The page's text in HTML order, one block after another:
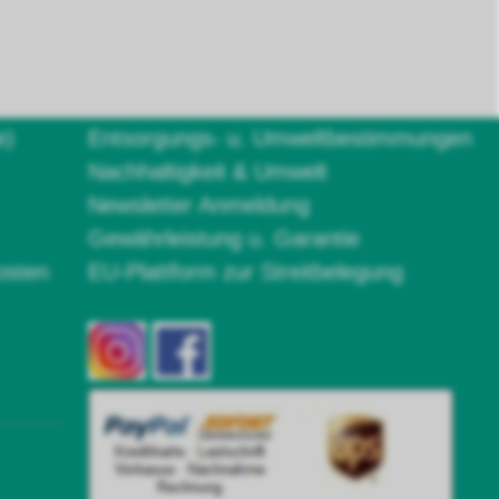
Entsorgungs- u. Umweltbestimmungen
Nachhaltigkeit & Umwelt
Newsletter Anmeldung
Gewährleistung u. Garantie
EU-Plattform zur Streitbelegung